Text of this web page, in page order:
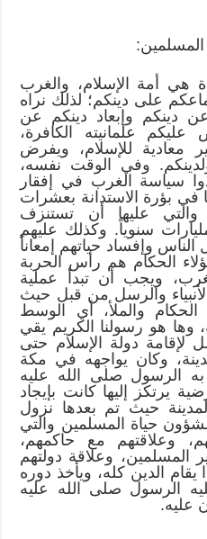
المسلمين:
هي أمة الإسلام، والغرب
على دينكم؛ لذلك نراه
دينكم وإبعاد دينكم عن
علمانيته الكافرة،
للإسلام، ويفرض
وفي الوقت نفسه،
سياسة الغرب في إفقار
في بؤرة الاستدانة بعشرات
والتي عليها أن تستنزف
سنوياً. وكذلك عليهم
وإفساد حياتهم إمعاناً
الحكام هم رأس الحربة
ويجب أن تبدأ عملية
والرسل من قبل حيث
والملأ، أي الوسط
وها هو رسولنا الكريم يقي
يعمل لإقامة دولة الإسلام حتى
وكان يواجهه في مكة
الرسول صلى الله عليه
يرتكز إليها كانت بإيجاد
حيث تم بعدها نزول
حياة المسلمين والتي
وعلاقتهم مع حاكمهم،
وعلاقة دولتهم
الدين كله، ويأخذ دوره
الرسول صلى الله عليه
عليه.